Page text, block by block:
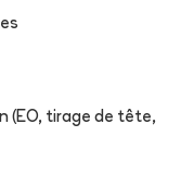
(EO, tirage de tête,